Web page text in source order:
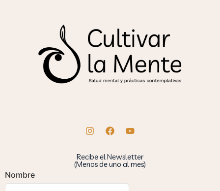
Recibe el Newsletter
(Menos de uno al mes)
Nombre